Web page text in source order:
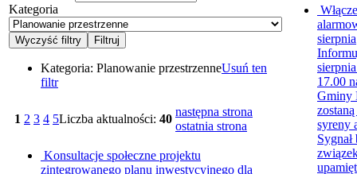
Kategoria
Kategoria: Planowanie przestrzenneUsuń ten
filtr
1 2 3 4 5Liczba aktualności: 40
następna strona
ostatnia strona
Konsultacje społeczne projektu
zintegrowanego planu inwestycyjnego dla
sierpnia
17.00
Gminy
syreny